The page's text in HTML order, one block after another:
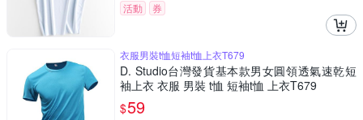
活動 券
衣服男裝t恤短袖t恤上衣T679
D. Studio台灣發貨基本款男女圓領透氣速乾短
袖上衣 衣服 男裝 t恤 短袖t恤 上衣T679
$59